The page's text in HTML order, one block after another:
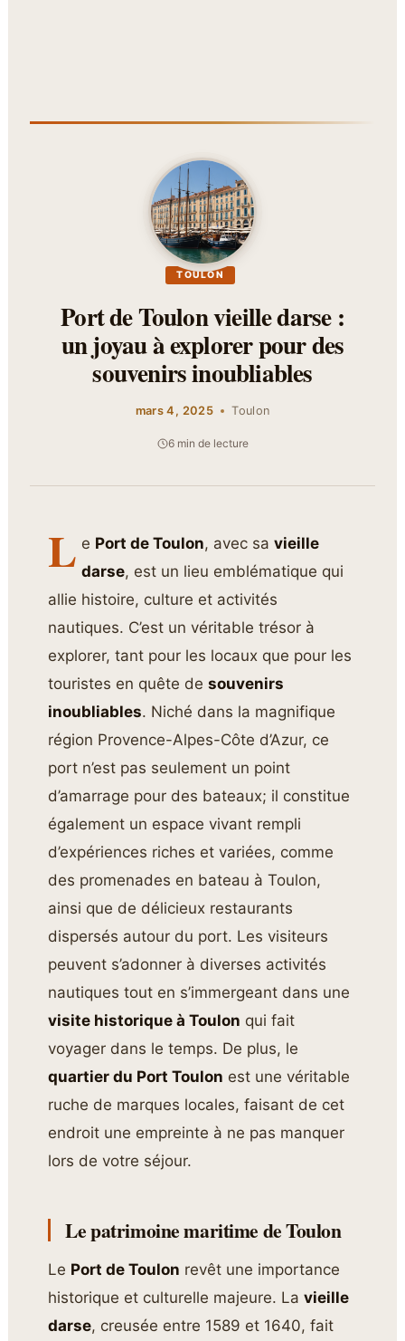
TOULON
Port de Toulon vieille darse :
un joyau à explorer pour des
souvenirs inoubliables
mars 4, 2025 Toulon
6 min de lecture
L e Port de Toulon, avec savieille
darse, est un lieu emblématique qui
allie histoire, culture et activités
nautiques. C’est un véritable trésor à
explorer, tant pour les locaux que pour les
touristes en quête desouvenirs
inoubliables. Niché dans la magnifique
région Provence-Alpes-Côte d’Azur, ce
port n’est pas seulement un point
d’amarrage pour des bateaux; il constitue
également un espace vivant rempli
d’expériences riches et variées, comme
des promenades en bateau à Toulon,
ainsi que de délicieux restaurants
dispersés autour du port. Les visiteurs
peuvent s’adonner à diverses activités
nautiques tout en s’immergeant dans une
visite historique à Toulon qui fait
voyager dans le temps. De plus, le
quartier du Port Toulon est une véritable
ruche de marques locales, faisant de cet
endroit une empreinte à ne pas manquer
lors de votre séjour.
Le patrimoine maritime de Toulon
Le Port de Toulon revêt une importance
historique et culturelle majeure. Lavieille
darse, creusée entre 1589 et 1640, fait